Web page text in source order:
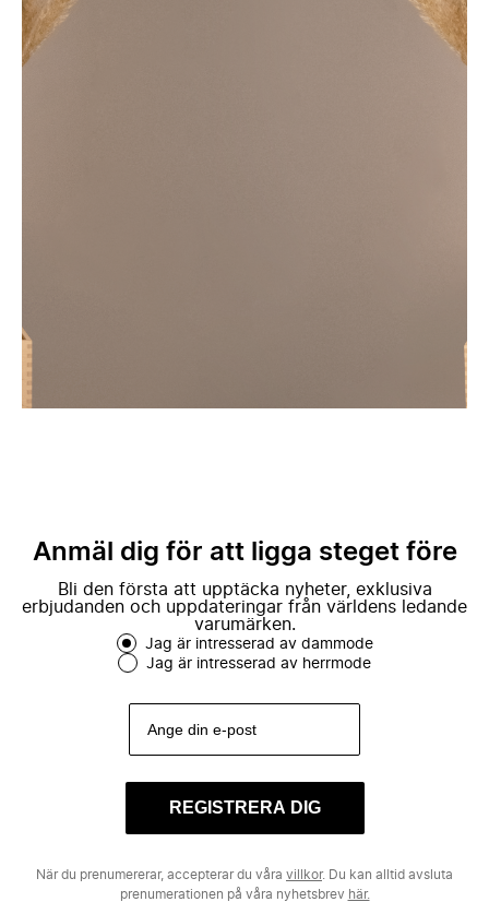
Anmäl dig för att ligga steget före
Bli den första att upptäcka nyheter, exklusiva
erbjudanden och uppdateringar från världens ledande
varumärken.
Jag är intresserad av dammode
Jag är intresserad av herrmode
REGISTRERA DIG
När du prenumererar, accepterar du våra villkor. Du kan alltid avsluta
prenumerationen på våra nyhetsbrev här.